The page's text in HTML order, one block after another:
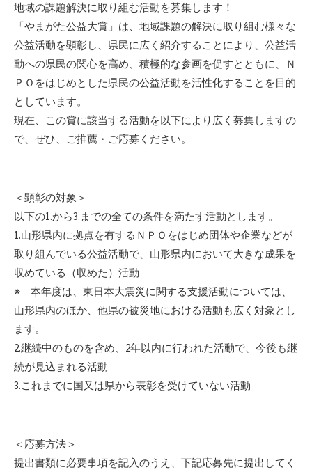
地域の課題解決に取り組む活動を募集します！
「やまがた公益大賞」は、地域課題の解決に取り組む様々な
公益活動を顕彰し、県民に広く紹介することにより、公益活
動への県民の関心を高め、積極的な参画を促すとともに、Ｎ
ＰＯをはじめとした県民の公益活動を活性化することを目的
としています。
現在、この賞に該当する活動を以下により広く募集しますの
で、ぜひ、ご推薦・ご応募ください。
＜顕彰の対象＞
以下の1.から3.までの全ての条件を満たす活動とします。
1.山形県内に拠点を有するＮＰＯをはじめ団体や企業などが
取り組んでいる公益活動で、山形県内において大きな成果を
収めている（収めた）活動
※ 本年度は、東日本大震災に関する支援活動については、
山形県内のほか、他県の被災地における活動も広く対象とし
ます。
2.継続中のものを含め、2年以内に行われた活動で、今後も継
続が見込まれる活動
3.これまでに国又は県から表彰を受けていない活動
＜応募方法＞
提出書類に必要事項を記入のうえ、下記応募先に提出してく